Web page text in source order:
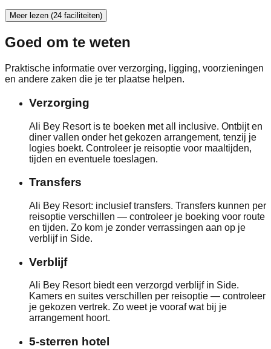
Meer lezen (24 faciliteiten)
Goed om te weten
Praktische informatie over verzorging, ligging, voorzieningen
en andere zaken die je ter plaatse helpen.
Verzorging
Ali Bey Resort is te boeken met all inclusive. Ontbijt en
diner vallen onder het gekozen arrangement, tenzij je
logies boekt. Controleer je reisoptie voor maaltijden,
tijden en eventuele toeslagen.
Transfers
Ali Bey Resort: inclusief transfers. Transfers kunnen per
reisoptie verschillen — controleer je boeking voor route
en tijden. Zo kom je zonder verrassingen aan op je
verblijf in Side.
Verblijf
Ali Bey Resort biedt een verzorgd verblijf in Side.
Kamers en suites verschillen per reisoptie — controleer
je gekozen vertrek. Zo weet je vooraf wat bij je
arrangement hoort.
5-sterren hotel